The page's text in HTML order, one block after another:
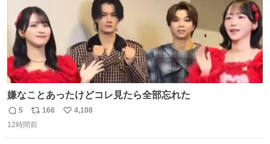
嫌なことあったけどコレ見たら全部忘れた
返
信
5
リ
ポ
166
い
4,108
12時間前